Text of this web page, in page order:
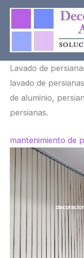
Lavado de
lavado de
de aluminio,
persianas.
mantenimiento de